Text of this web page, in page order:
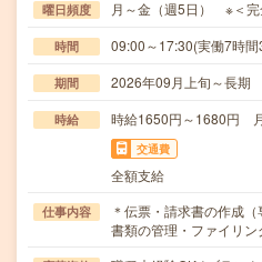
曜日頻度 月～金（週5日） ※＜完
時間 09:00～17:30(実働7時
期間 2026年09月上旬～長期
時給 時給1650円～1680円
交通費
全額支給
仕事内容
＊伝票・請求書の作成
書類の管理・ファイリ